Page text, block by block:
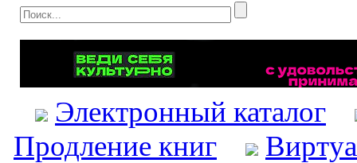
Электронный каталог
Продление книг